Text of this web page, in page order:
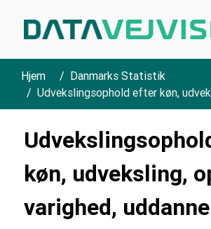
Hjem
Danmarks Statistik
Udvekslingsophold efter køn,
køn, udveksling,
varighed,